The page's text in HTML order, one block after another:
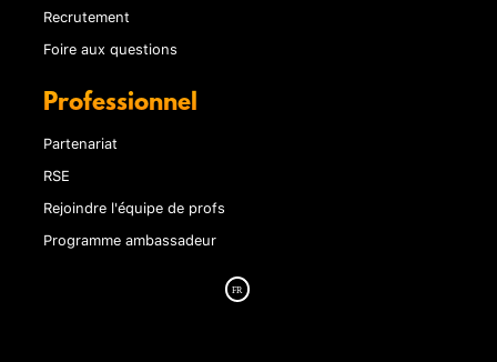
Recrutement
Foire aux questions
Professionnel
Partenariat
RSE
Rejoindre l'équipe de profs
Programme ambassadeur